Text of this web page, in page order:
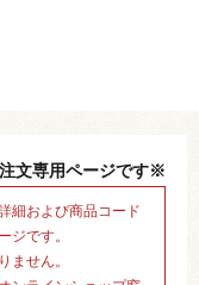
文専用ページです※
細および商品コード
ジです。
ません。